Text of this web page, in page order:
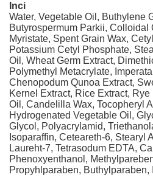
Inci
Water, Vegetable Oil, Buthylene
Butyrospermum Parkii, Colloidal
Myristate, Spent Grain Wax,
Potassium Cetyl Phosphate,
Oil, Wheat Germ Extract,
Polymethyl Metacrylate,
Chenopodum Qunoa Extract,
Kernel Extract, Rice Extract,
Oil, Candelilla Wax, Tocopheryl
Hydrogenated Vegetable Oil,
Glycol, Polyacrylamid,
Isoparaffin, Ceteareth-6, Stearyl
Laureht-7, Tetrasodum EDTA,
Phenoxyenthanol,
Propyhlparaben, Buthylparaben,